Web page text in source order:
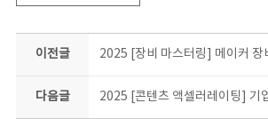
이전글
다음글